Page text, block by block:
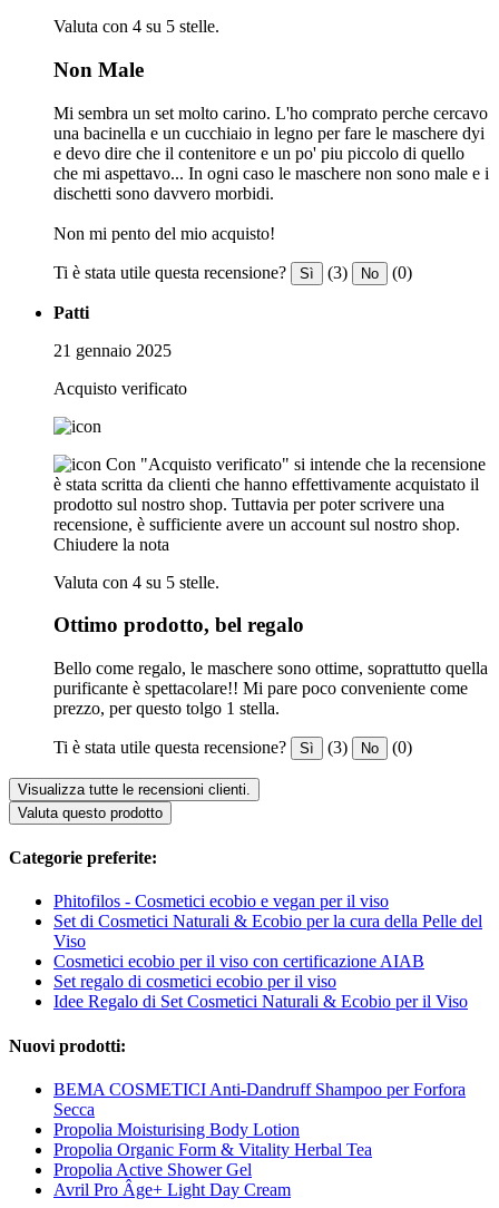
Valuta con 4 su 5 stelle.
Non Male
Mi sembra un set molto carino. L'ho comprato perche cercavo
una bacinella e un cucchiaio in legno per fare le maschere dyi
e devo dire che il contenitore e un po' piu piccolo di quello
che mi aspettavo... In ogni caso le maschere non sono male e i
dischetti sono davvero morbidi.
Non mi pento del mio acquisto!
Ti è stata utile questa recensione? Sì (3) No (0)
Patti
21 gennaio 2025
Acquisto verificato
Con "Acquisto verificato" si intende che la recensione
è stata scritta da clienti che hanno effettivamente acquistato il
prodotto sul nostro shop. Tuttavia per poter scrivere una
recensione, è sufficiente avere un account sul nostro shop.
Chiudere la nota
Valuta con 4 su 5 stelle.
Ottimo prodotto, bel regalo
Bello come regalo, le maschere sono ottime, soprattutto quella
purificante è spettacolare!! Mi pare poco conveniente come
prezzo, per questo tolgo 1 stella.
Ti è stata utile questa recensione? Sì (3) No (0)
Visualizza tutte le recensioni clienti.
Valuta questo prodotto
Categorie preferite:
Phitofilos - Cosmetici ecobio e vegan per il viso
Set di Cosmetici Naturali & Ecobio per la cura della Pelle del
Viso
Cosmetici ecobio per il viso con certificazione AIAB
Set regalo di cosmetici ecobio per il viso
Idee Regalo di Set Cosmetici Naturali & Ecobio per il Viso
Nuovi prodotti:
BEMA COSMETICI Anti-Dandruff Shampoo per Forfora
Secca
Propolia Moisturising Body Lotion
Propolia Organic Form & Vitality Herbal Tea
Propolia Active Shower Gel
Avril Pro Âge+ Light Day Cream